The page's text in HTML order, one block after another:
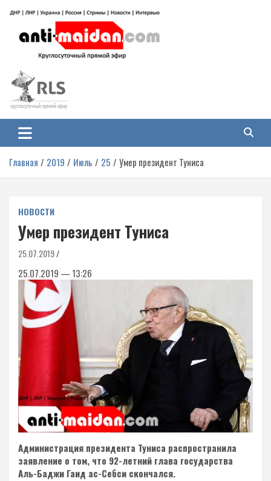
содержимому
Антимайдан: Гражданская война
на Украине
гражданской войне на Украине, включая события в Новороссии, ДНР,
ЛНР и других регионах.
Главная 2019 Июль 25 Умер президент Туниса
НОВОСТИ
Умер президент Туниса
25.07.2019
25.07.2019 — 13:26
Администрация президента Туниса распространила
заявление о том, что 92-летний глава государства
Аль-Баджи Гаид ас-Себси скончался.